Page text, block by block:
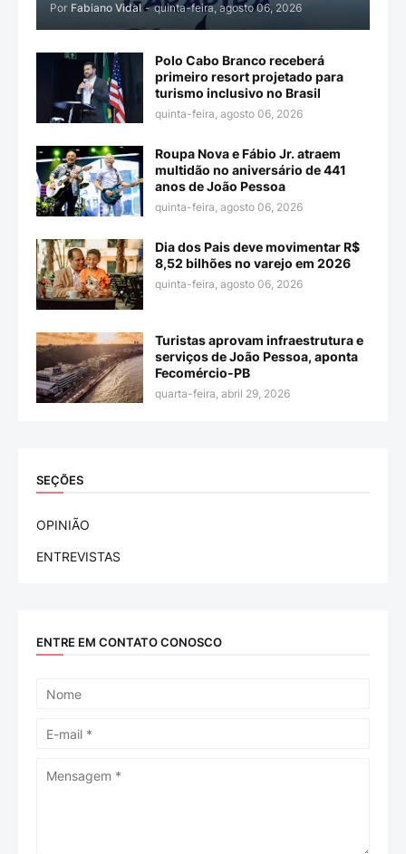
Por Fabiano Vidal - quinta-feira, agosto 06, 2026
Polo Cabo Branco receberá
primeiro resort projetado para
turismo inclusivo no Brasil
quinta-feira, agosto 06, 2026
Roupa Nova e Fábio Jr. atraem
multidão no aniversário de 441
anos de João Pessoa
quinta-feira, agosto 06, 2026
Dia dos Pais deve movimentar R$
8,52 bilhões no varejo em 2026
quinta-feira, agosto 06, 2026
Turistas aprovam infraestrutura e
serviços de João Pessoa, aponta
Fecomércio-PB
quarta-feira, abril 29, 2026
SEÇÕES
OPINIÃO
ENTREVISTAS
ENTRE EM CONTATO CONOSCO